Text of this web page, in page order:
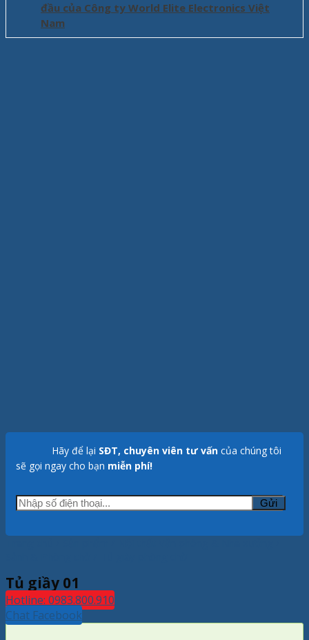
đầu của Công ty World Elite Electronics Việt
Nam
Hãy để lại SĐT, chuyên viên tư vấn của chúng tôi
sẽ gọi ngay cho bạn miễn phí!
Tủ giầy 01
Hotline: 0983.800.910
Chat Facebook